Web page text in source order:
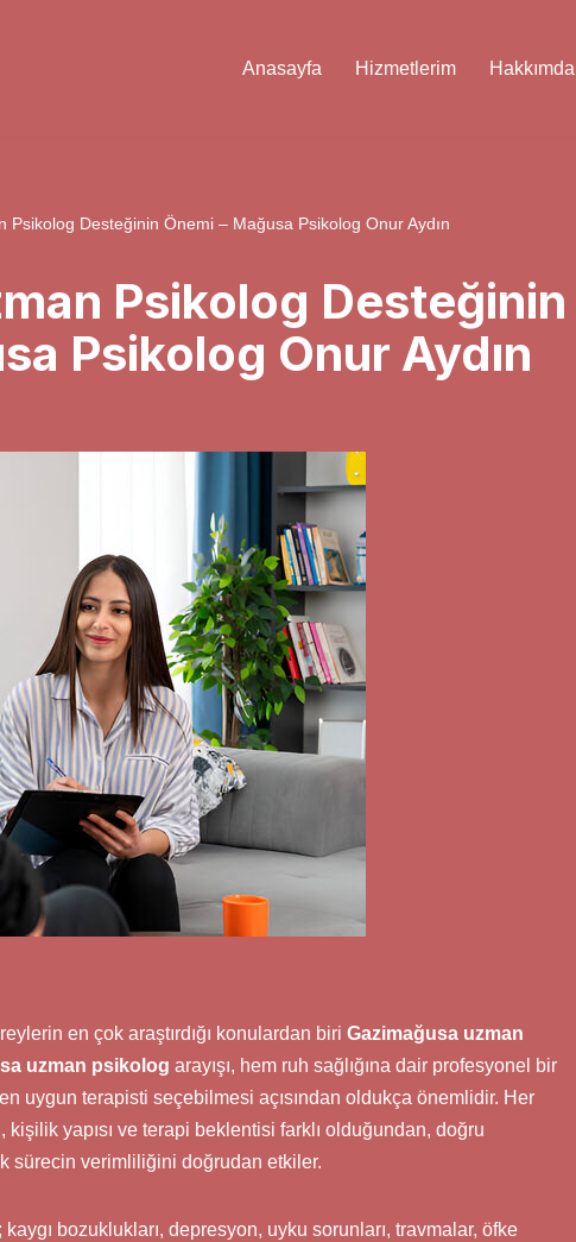
Anasayfa Hizmetlerim Hakkımda
Psikolog Desteğinin Önemi – Mağusa Psikolog Onur Aydın
Psikolog Desteğinin
Psikolog Onur Aydın
en çok araştırdığı konulardan biri Gazimağusa uzman
uzman psikolog arayışı, hem ruh sağlığına dair profesyonel bir
uygun terapisti seçebilmesi açısından oldukça önemlidir. Her
yapısı ve terapi beklentisi farklı olduğundan, doğru
sürecin verimliliğini doğrudan etkiler.
bozuklukları, depresyon, uyku sorunları, travmalar, öfke